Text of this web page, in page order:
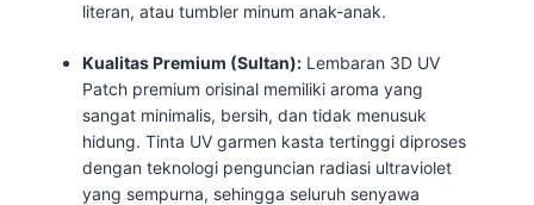
literan, atau tumbler minum anak-anak.
Kualitas Premium (Sultan): Lembaran 3D UV
Patch premium orisinal memiliki aroma yang
sangat minimalis, bersih, dan tidak menusuk
hidung. Tinta UV garmen kasta tertinggi diproses
dengan teknologi penguncian radiasi ultraviolet
yang sempurna, sehingga seluruh senyawa